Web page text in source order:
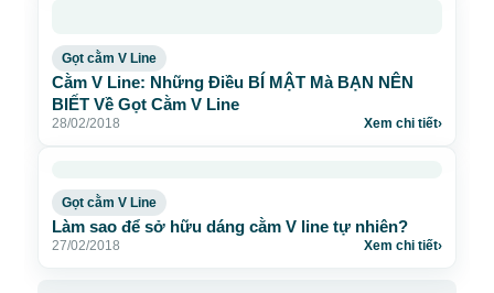
Gọt cằm V Line
Cằm V Line: Những Điều BÍ MẬT Mà BẠN NÊN
BIẾT Về Gọt Cằm V Line
28/02/2018 Xem chi tiết›
Gọt cằm V Line
Làm sao để sở hữu dáng cằm V line tự nhiên?
27/02/2018 Xem chi tiết›